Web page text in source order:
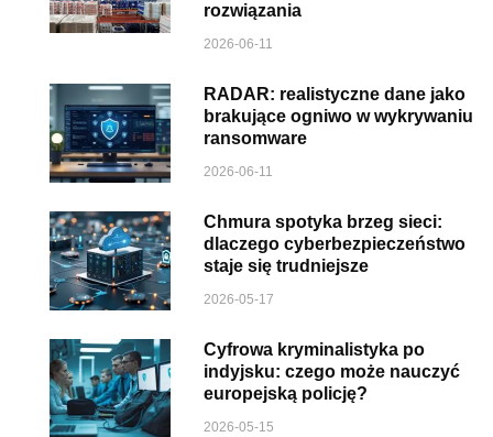
rozwiązania
2026-06-11
RADAR: realistyczne dane jako
brakujące ogniwo w wykrywaniu
ransomware
2026-06-11
Chmura spotyka brzeg sieci:
dlaczego cyberbezpieczeństwo
staje się trudniejsze
2026-05-17
Cyfrowa kryminalistyka po
indyjsku: czego może nauczyć
europejską policję?
2026-05-15